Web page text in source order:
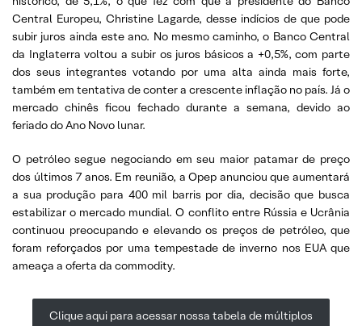
Central Europeu, Christine Lagarde, desse indícios de que pode
subir juros ainda este ano. No mesmo caminho, o Banco Central
da Inglaterra voltou a subir os juros básicos a +0,5%, com parte
dos seus integrantes votando por uma alta ainda mais forte,
também em tentativa de conter a crescente inflação no país. Já o
mercado chinês ficou fechado durante a semana, devido ao
feriado do Ano Novo lunar.
O petróleo segue negociando em seu maior patamar de preço
dos últimos 7 anos. Em reunião, a Opep anunciou que aumentará
a sua produção para 400 mil barris por dia, decisão que busca
estabilizar o mercado mundial. O conflito entre Rússia e Ucrânia
continuou preocupando e elevando os preços de petróleo, que
foram reforçados por uma tempestade de inverno nos EUA que
ameaça a oferta da commodity.
Clique aqui para acessar nossa tabela de múltiplos